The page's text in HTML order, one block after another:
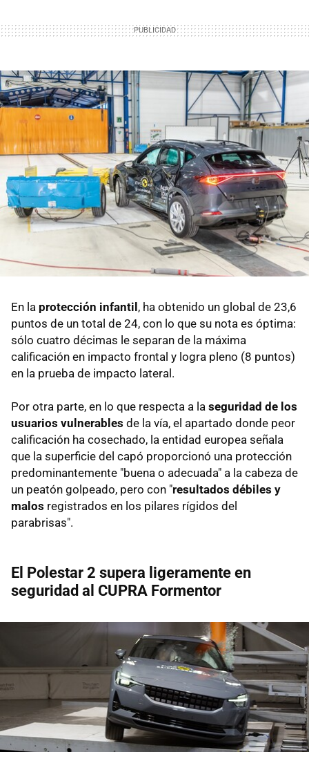
En la protección infantil , ha obtenido un global de 23,6
puntos de un total de 24, con lo que su nota es óptima:
sólo cuatro décimas le separan de la máxima
calificación en impacto frontal y logra pleno (8 puntos)
en la prueba de impacto lateral.
Por otra parte, en lo que respecta a la seguridad de los
usuarios vulnerables de la vía, el apartado donde peor
calificación ha cosechado, la entidad europea señala
que la superficie del capó proporcionó una protección
predominantemente "buena o adecuada" a la cabeza de
un peatón golpeado, pero con "resultados débiles y
malos registrados en los pilares rígidos del
parabrisas".
El Polestar 2 supera ligeramente en
seguridad al CUPRA Formentor